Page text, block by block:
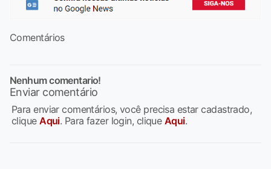
Comentários
Nenhum comentario!
Enviar comentário
Para enviar comentários, você precisa estar cadastrado,
cliqueAqui. Para fazer login, clique Aqui.